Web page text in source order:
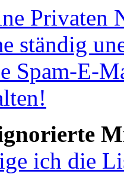
Privaten
ständig
Spam-E-
ich die